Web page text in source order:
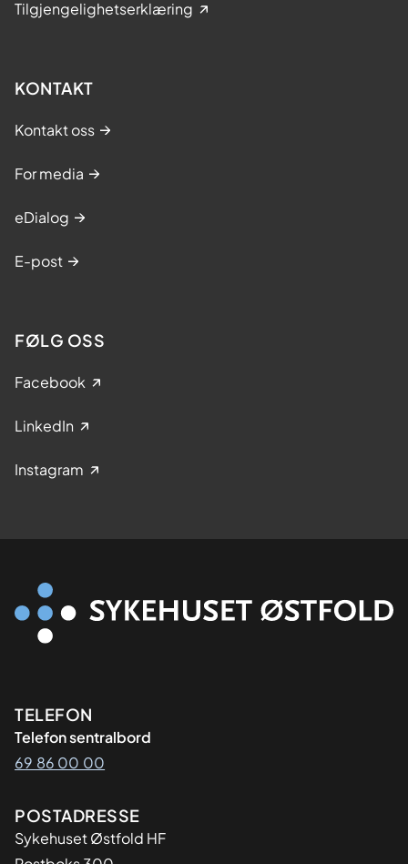
Tilgjengelighetserklæring
KONTAKT
Kontakt oss
For media
eDialog
E-post
FØLG OSS
Facebook
LinkedIn
Instagram
Kontaktinformasjon
TELEFON
Telefon sentralbord
69 86 00 00
Adresse
POSTADRESSE
Sykehuset Østfold HF